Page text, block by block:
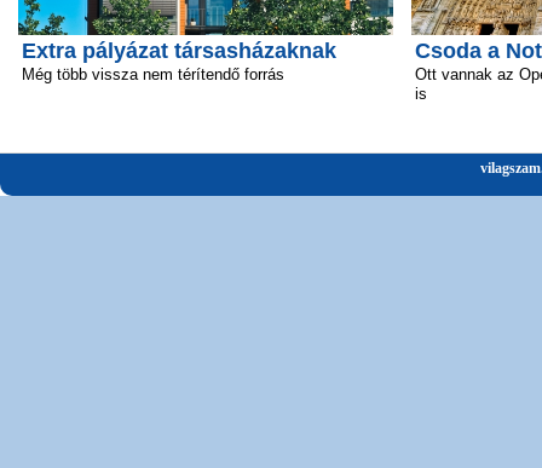
Extra pályázat társasházaknak
Még több vissza nem térítendő forrás
Csoda a
Ott vannak az
is